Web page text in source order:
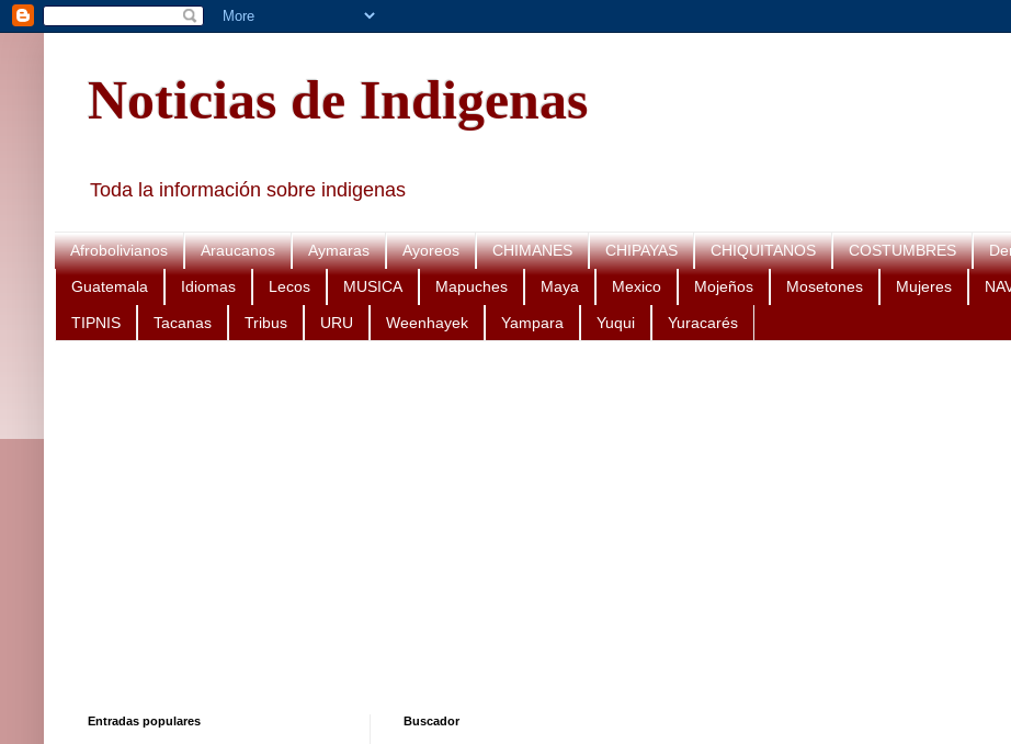
Noticias de Indigenas
Toda la información sobre indigenas
Afrobolivianos Araucanos Aymaras Ayoreos CHIMANES CHIPAYAS CHIQUITANOS COSTUMBRES
Guatemala Idiomas Lecos MUSICA Mapuches Maya Mexico Mojeños Mosetones Mujeres
TIPNIS Tacanas Tribus URU Weenhayek Yampara Yuqui Yuracarés
Buscador
Entradas populares